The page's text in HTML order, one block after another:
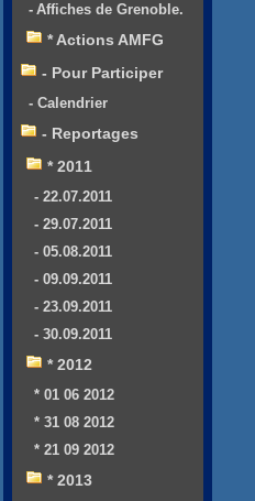
- Affiches de Grenoble.
* Actions AMFG
- Pour Participer
- Calendrier
- Reportages
* 2011
- 22.07.2011
- 29.07.2011
- 05.08.2011
- 09.09.2011
- 23.09.2011
- 30.09.2011
* 2012
* 01 06 2012
* 31 08 2012
* 21 09 2012
* 2013